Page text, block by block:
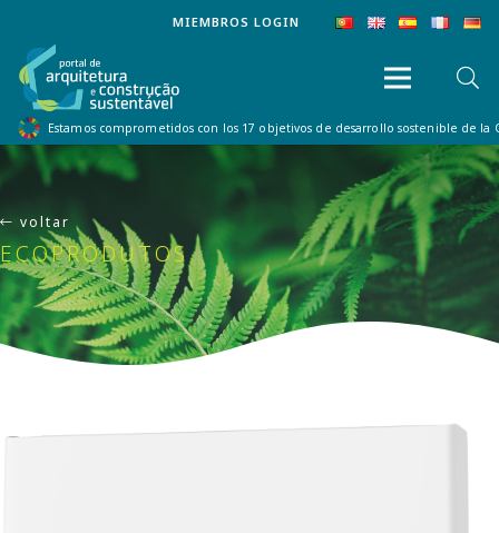
MIEMBROS LOGIN
Estamos comprometidos con los 17 objetivos de desarrollo sostenible de la
voltar
ECOPRODUTOS